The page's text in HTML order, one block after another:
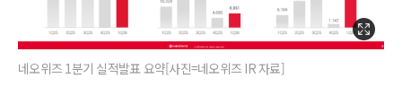
네오위즈 1분기 실적발표 요약[사진=네오위즈 IR 자료]